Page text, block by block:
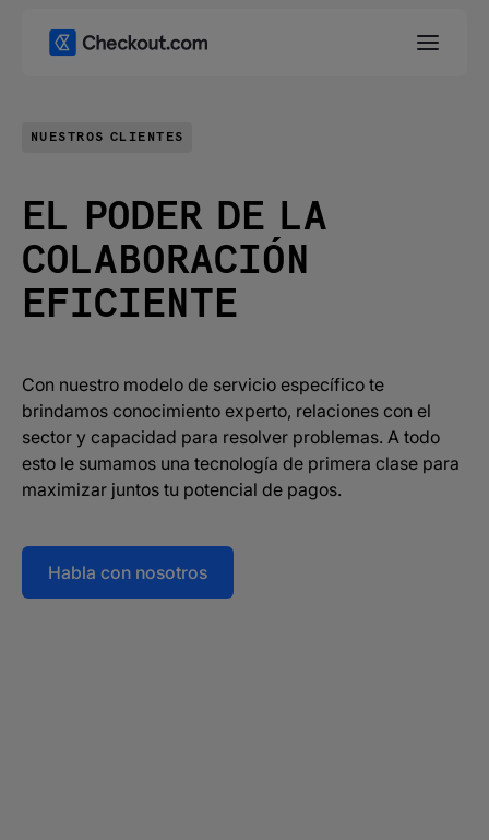
NUESTROS CLIENTES
EL PODER DE LA
COLABORACIÓN
EFICIENTE
Con nuestro modelo de servicio específico te
brindamos conocimiento experto, relaciones con el
sector y capacidad para resolver problemas. A todo
esto le sumamos una tecnología de primera clase para
maximizar juntos tu potencial de pagos.
Habla con nosotros